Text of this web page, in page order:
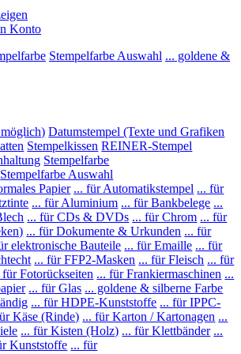
Konto
Stempelfarbe Auswahl ... goldene &
Datumstempel (Texte und Grafiken
Stempelkissen REINER-Stempel
Stempelfarbe
Stempelfarbe Auswahl
Papier ... für Automatikstempel ... für
... für Aluminium ... für Bankbelege ...
... für CDs & DVDs ... für Chrom ... für
... für Dokumente & Urkunden ... für
elektronische Bauteile ... für Emaille ... für
... für FFP2-Masken ... für Fleisch ... für
für Fotorückseiten ... für Frankiermaschinen ...
... für Glas ... goldene & silberne Farbe
... für HDPE-Kunststoffe ... für IPPC-
Käse (Rinde) ... für Karton / Kartonagen ...
... für Kisten (Holz) ... für Klettbänder ...
Kunststoffe ... für